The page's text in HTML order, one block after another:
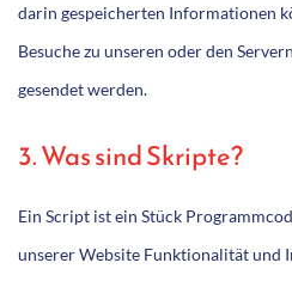
darin gespeicherten Informationen
Besuche zu unseren oder den
gesendet werden.
3. Was sind Skripte?
Ein Script ist ein Stück
unserer Website Funktionalität und